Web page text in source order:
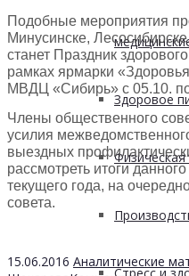
Здоровое
Подобные мероприятия
Минусинске,
станет Праздник
рамках ярмарки
МВДЦ «Сибирь» с 05.10.
Члены общественного
усилия
выездных
рассмотреть итоги
текущего года, на
совета.
15.06.2016 Аналитические